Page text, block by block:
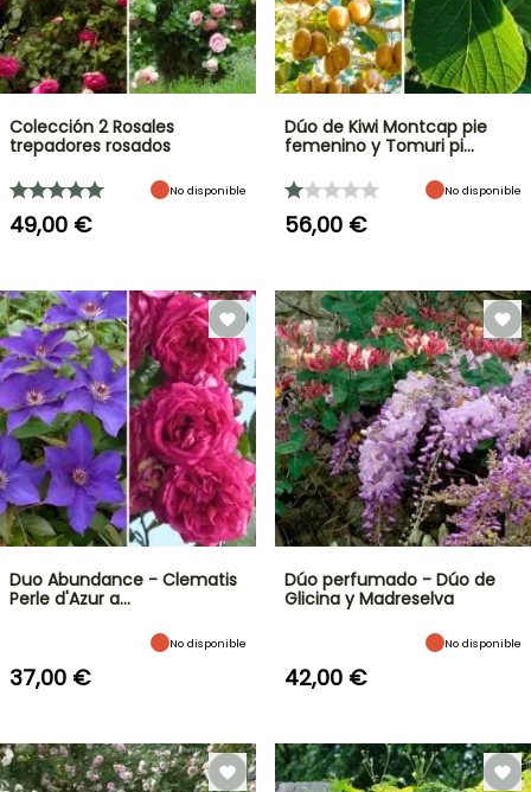
Colección 2 Rosales
trepadores rosados
No disponible
49,00 €
Dúo de Kiwi Montcap pie
femenino y Tomuri pi…
No disponible
56,00 €
Duo Abundance - Clematis
Perle d'Azur a…
No disponible
37,00 €
Dúo perfumado - Dúo de
Glicina y Madreselva
No disponible
42,00 €